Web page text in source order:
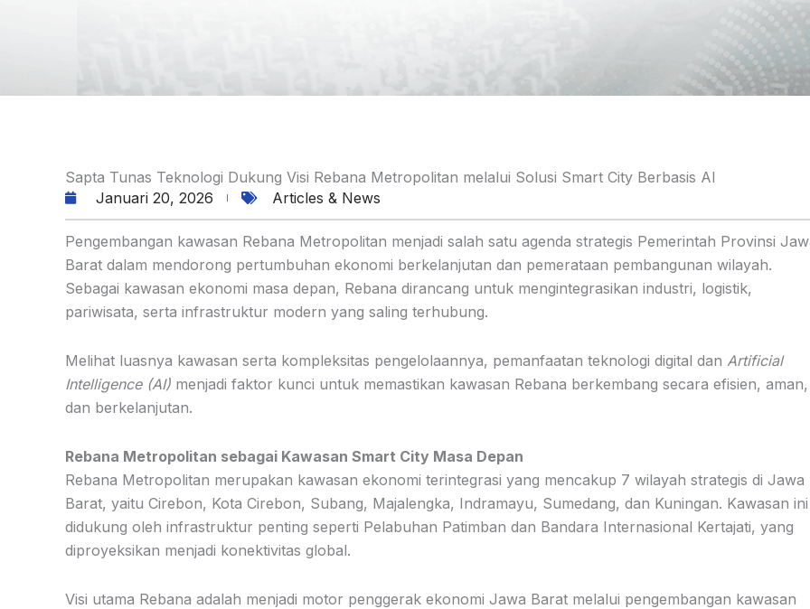
Sapta Tunas Teknologi Dukung Visi Rebana Metropolitan melalui Solusi Smart City Berbasis AI
Januari 20, 2026
Articles & News
Pengembangan kawasan Rebana Metropolitan menjadi salah satu agenda strategis Pemerintah Provinsi
Barat dalam mendorong pertumbuhan ekonomi berkelanjutan dan pemerataan pembangunan wilayah.
Sebagai kawasan ekonomi masa depan, Rebana dirancang untuk mengintegrasikan industri, logistik,
pariwisata, serta infrastruktur modern yang saling terhubung.
Melihat luasnya kawasan serta kompleksitas pengelolaannya, pemanfaatan teknologi digital dan Artificial
Intelligence (AI) menjadi faktor kunci untuk memastikan kawasan Rebana berkembang secara efisien, aman,
dan berkelanjutan.
Rebana Metropolitan sebagai Kawasan Smart City Masa Depan
Rebana Metropolitan merupakan kawasan ekonomi terintegrasi yang mencakup 7 wilayah strategis di Jawa
Barat, yaitu Cirebon, Kota Cirebon, Subang, Majalengka, Indramayu, Sumedang, dan Kuningan. Kawasan ini
didukung oleh infrastruktur penting seperti Pelabuhan Patimban dan Bandara Internasional Kertajati, yang
diproyeksikan menjadi konektivitas global.
Visi utama Rebana adalah menjadi motor penggerak ekonomi Jawa Barat melalui pengembangan kawasan